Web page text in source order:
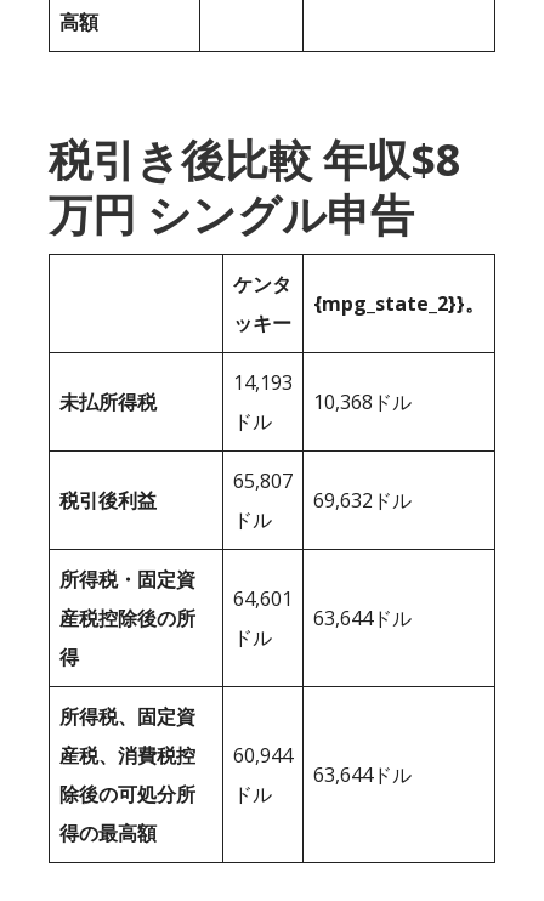
高額
税引き後比較 年収$8
万円 シングル申告
ケンタ
ッキー
{mpg_state_2}}。
未払所得税
14,193
ドル
10,368ドル
税引後利益
65,807
ドル
69,632ドル
所得税・固定資
産税控除後の所
得
64,601
ドル
63,644ドル
所得税、固定資
産税、消費税控
除後の可処分所
得の最高額
60,944
ドル
63,644ドル